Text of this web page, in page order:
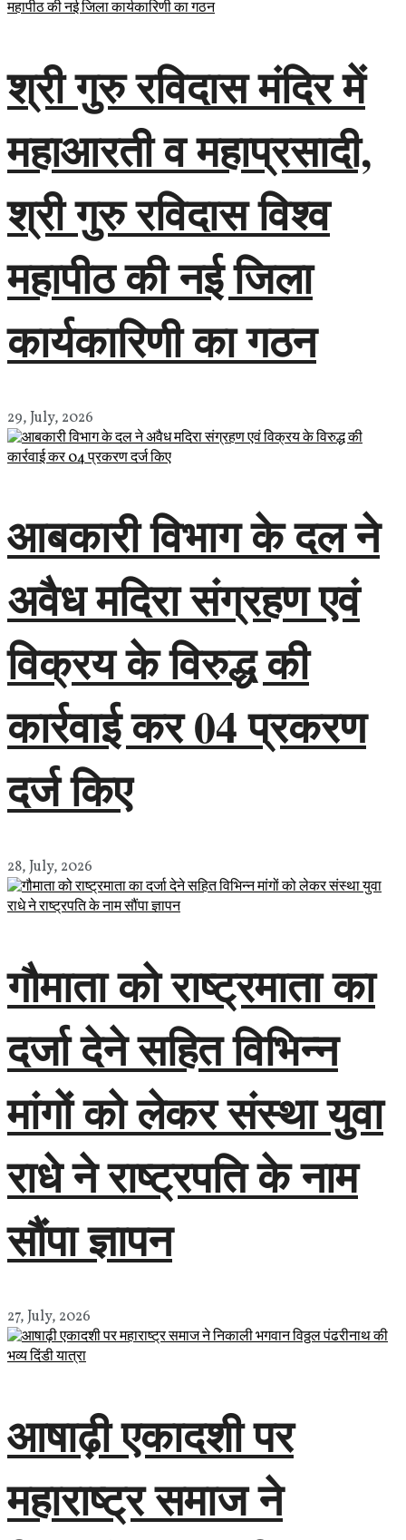
श्री गुरु रविदास मंदिर में
महाआरती व महाप्रसादी,
श्री गुरु रविदास विश्व
महापीठ की नई जिला
कार्यकारिणी का गठन
29, July, 2026
आबकारी विभाग के दल ने
अवैध मदिरा संग्रहण एवं
विक्रय के विरुद्ध की
कार्रवाई कर 04 प्रकरण
दर्ज किए
28, July, 2026
गौमाता को राष्ट्रमाता का
दर्जा देने सहित विभिन्न
मांगों को लेकर संस्था युवा
राधे ने राष्ट्रपति के नाम
सौंपा ज्ञापन
27, July, 2026
आषाढ़ी एकादशी पर
महाराष्ट्र समाज ने